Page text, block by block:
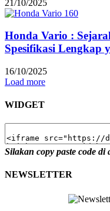
21/10/2025
Honda Vario :
Spesifikasi Lengkap
16/10/2025
Load more
WIDGET
Silakan copy paste code di
NEWSLETTER